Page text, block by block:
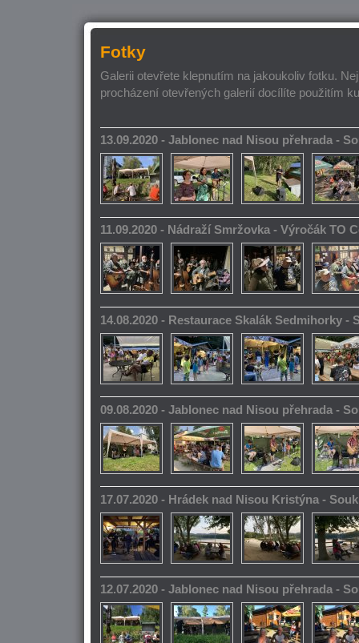
Fotky
Galerii otevřete klepnutím na jakoukoliv fotku.
procházení otevřených galerií docílíte použitím
13.09.2020 - Jablonec nad Nisou přehrada -
11.09.2020 - Nádraží Smržovka - Výročák TO
14.08.2020 - Restaurace Skalák Sedmihorky -
09.08.2020 - Jablonec nad Nisou přehrada -
17.07.2020 - Hrádek nad Nisou Kristýna -
12.07.2020 - Jablonec nad Nisou přehrada -